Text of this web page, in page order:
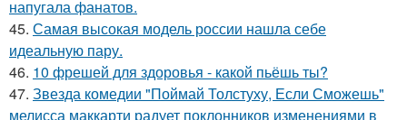
напугала фанатов.
45. Самая высокая модель россии нашла себе
идеальную пару.
46. 10 фрешей для здоровья - какой пьёшь ты?
47. Звезда комедии "Поймай Толстуху, Если Сможешь"
мелисса маккарти радует поклонников изменениями в